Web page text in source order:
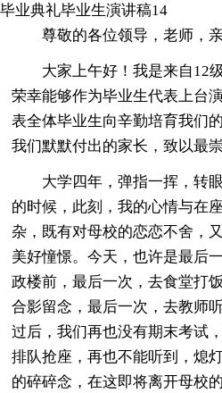
毕业典礼毕业生演讲稿14
尊敬的各位领导，老师，
大家上午好！我是来自12
荣幸能够作为毕业生代表上台
表全体毕业生向辛勤培育我们
我们默默付出的家长，致以最
大学四年，弹指一挥，转
的时候，此刻，我的心情与在
杂，既有对母校的恋恋不舍，
美好憧憬。今天，也许是最后
政楼前，最后一次，去食堂打
合影留念，最后一次，去教师
过后，我们再也没有期末考试
排队抢座，再也不能听到，熄
的碎碎念，在这即将离开母校